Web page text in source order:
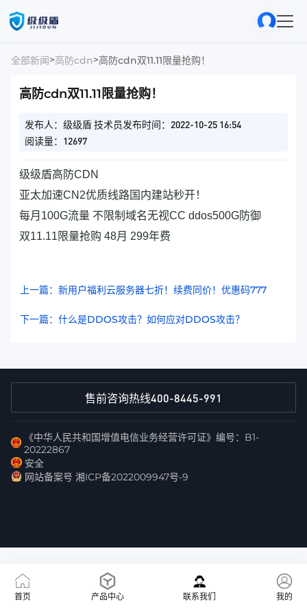
全部新闻>高防cdn>高防cdn双11.11限量抢购！
高防cdn双11.11限量抢购！
发布人：级级盾 技术员发布时间：2022-10-25 16:54
阅读量：12697
级级盾高防CDN
亚太加速CN2优质线路国内建站秒开！
每月100G流量 不限制域名无视CC ddos500G防御
双11.11限量抢购 48月 299年费
上一篇：新用户福利云服务器七折！续费同价！优惠码777
下一篇：什么是DDOS攻击？如何应对DDOS攻击？
售前咨询热线400-8445-991
《中华人民共和国增值电信业务经营许可证》编号：B1-
20222867
安全
网站备案号 湘ICP备2022009947号-9
首页 产品中心 联系我们 我的